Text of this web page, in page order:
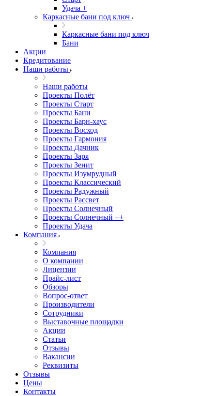
Удача +
Каркасные бани под ключ
Каркасные бани под ключ
Бани
Акции
Кредитование
Наши работы
Наши работы
Проекты Полёт
Проекты Старт
Проекты Бани
Проекты Барн-хаус
Проекты Восход
Проекты Гармония
Проекты Дачник
Проекты Заря
Проекты Зенит
Проекты Изумрудный
Проекты Классический
Проекты Радужный
Проекты Рассвет
Проекты Солнечный
Проекты Солнечный ++
Проекты Удача
Компания
Компания
О компании
Лицензии
Прайс-лист
Обзоры
Вопрос-ответ
Производители
Сотрудники
Выставочные площадки
Акции
Статьи
Отзывы
Вакансии
Реквизиты
Отзывы
Цены
Контакты